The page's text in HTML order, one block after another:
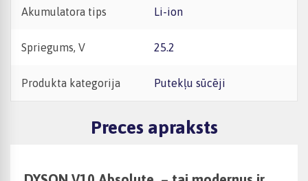
Akumulatora tips Li-ion
Spriegums, V 25.2
Produkta kategorija Putekļu sūcēji
Preces apraksts